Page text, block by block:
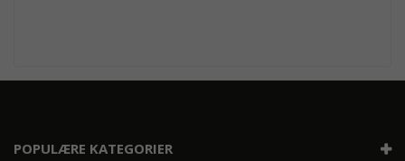
POPULÆRE KATEGORIER